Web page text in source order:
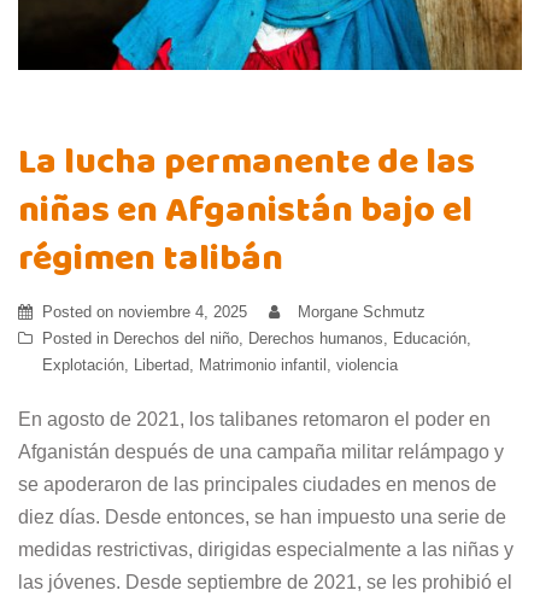
La lucha permanente de las
niñas en Afganistán bajo el
régimen talibán
Posted on noviembre 4, 2025
Morgane Schmutz
Posted in Derechos del niño Derechos humanos Educación
Explotación Libertad Matrimonio infantil violencia
En agosto de 2021, los talibanes retomaron el poder en
Afganistán después de una campaña militar relámpago y
se apoderaron de las principales ciudades en menos de
diez días. Desde entonces, se han impuesto una serie de
medidas restrictivas, dirigidas especialmente a las niñas y
las jóvenes. Desde septiembre de 2021, se les prohibió el